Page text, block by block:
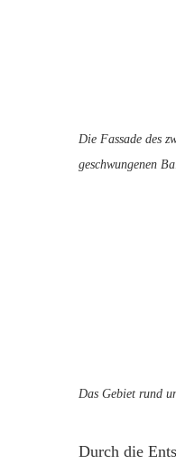
Die Fassade des
geschwungenen
Das Gebiet rund
Durch die